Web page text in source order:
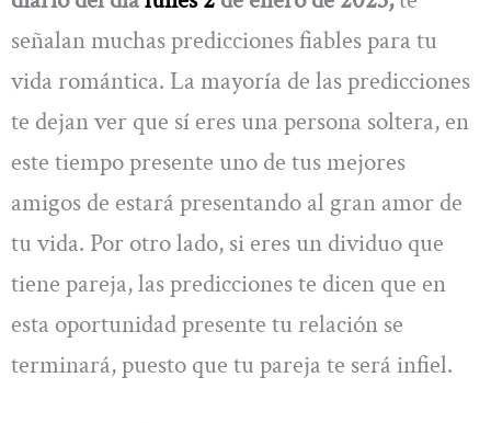
señalan muchas predicciones fiables para tu
vida romántica. La mayoría de las predicciones
te dejan ver que sí eres una persona soltera, en
este tiempo presente uno de tus mejores
amigos de estará presentando al gran amor de
tu vida. Por otro lado, si eres un dividuo que
tiene pareja, las predicciones te dicen que en
esta oportunidad presente tu relación se
terminará, puesto que tu pareja te será infiel.